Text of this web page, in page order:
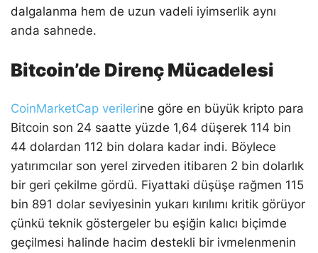
dalgalanma hem de uzun vadeli iyimserlik aynı
anda sahnede.
Bitcoin’de Direnç Mücadelesi
CoinMarketCap verilerine göre en büyük kripto para
Bitcoin son 24 saatte yüzde 1,64 düşerek 114 bin
44 dolardan 112 bin dolara kadar indi. Böylece
yatırımcılar son yerel zirveden itibaren 2 bin dolarlık
bir geri çekilme gördü. Fiyattaki düşüşe rağmen 115
bin 891 dolar seviyesinin yukarı kırılımı kritik görüyor
çünkü teknik göstergeler bu eşiğin kalıcı biçimde
geçilmesi halinde hacim destekli bir ivmelenmenin